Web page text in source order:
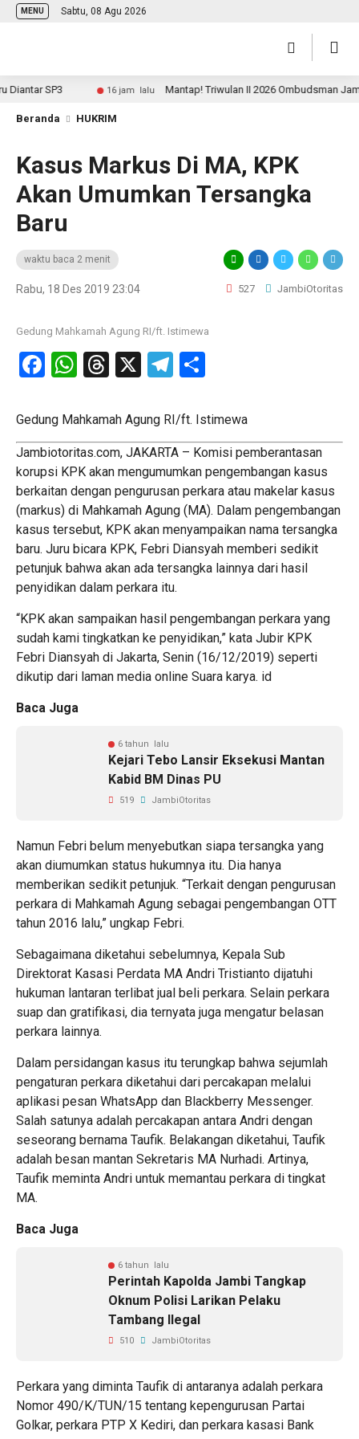
MENU Sabtu, 08 Agu 2026
SP3 16 jam lalu Mantap! Triwulan II 2026 Ombudsman Jambi
Beranda HUKRIM
Kasus Markus Di MA, KPK
Akan Umumkan Tersangka
Baru
waktu baca 2 menit
Rabu, 18 Des 2019 23:04 527 JambiOtoritas
Gedung Mahkamah Agung RI/ft. Istimewa
Facebook
WhatsApp
Threads
X Telegram
Gedung Mahkamah Agung RI/ft. Istimewa
Jambiotoritas.com, JAKARTA – Komisi pemberantasan
korupsi KPK akan mengumumkan pengembangan kasus
berkaitan dengan pengurusan perkara atau makelar kasus
(markus) di Mahkamah Agung (MA). Dalam pengembangan
kasus tersebut, KPK akan menyampaikan nama tersangka
baru. Juru bicara KPK, Febri Diansyah memberi sedikit
petunjuk bahwa akan ada tersangka lainnya dari hasil
penyidikan dalam perkara itu.
“KPK akan sampaikan hasil pengembangan perkara yang
sudah kami tingkatkan ke penyidikan,” kata Jubir KPK
Febri Diansyah di Jakarta, Senin (16/12/2019) seperti
dikutip dari laman media online Suara karya. id
Baca Juga
6 tahun lalu
Kejari Tebo Lansir Eksekusi Mantan
Kabid BM Dinas PU
519 JambiOtoritas
Namun Febri belum menyebutkan siapa tersangka yang
akan diumumkan status hukumnya itu. Dia hanya
memberikan sedikit petunjuk. “Terkait dengan pengurusan
perkara di Mahkamah Agung sebagai pengembangan OTT
tahun 2016 lalu,” ungkap Febri.
Sebagaimana diketahui sebelumnya, Kepala Sub
Direktorat Kasasi Perdata MA Andri Tristianto dijatuhi
hukuman lantaran terlibat jual beli perkara. Selain perkara
suap dan gratifikasi, dia ternyata juga mengatur belasan
perkara lainnya.
Dalam persidangan kasus itu terungkap bahwa sejumlah
pengaturan perkara diketahui dari percakapan melalui
aplikasi pesan WhatsApp dan Blackberry Messenger.
Salah satunya adalah percakapan antara Andri dengan
seseorang bernama Taufik. Belakangan diketahui, Taufik
adalah besan mantan Sekretaris MA Nurhadi. Artinya,
Taufik meminta Andri untuk memantau perkara di tingkat
MA.
Baca Juga
6 tahun lalu
Perintah Kapolda Jambi Tangkap
Oknum Polisi Larikan Pelaku
Tambang Ilegal
510 JambiOtoritas
Perkara yang diminta Taufik di antaranya adalah perkara
Nomor 490/K/TUN/15 tentang kepengurusan Partai
Golkar, perkara PTP X Kediri, dan perkara kasasi Bank